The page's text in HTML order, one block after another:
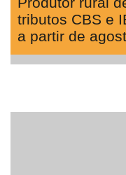
tributos CBS e
a partir de